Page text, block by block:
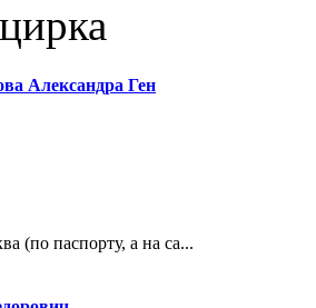
Александра Ген
(по паспорту, а на са...